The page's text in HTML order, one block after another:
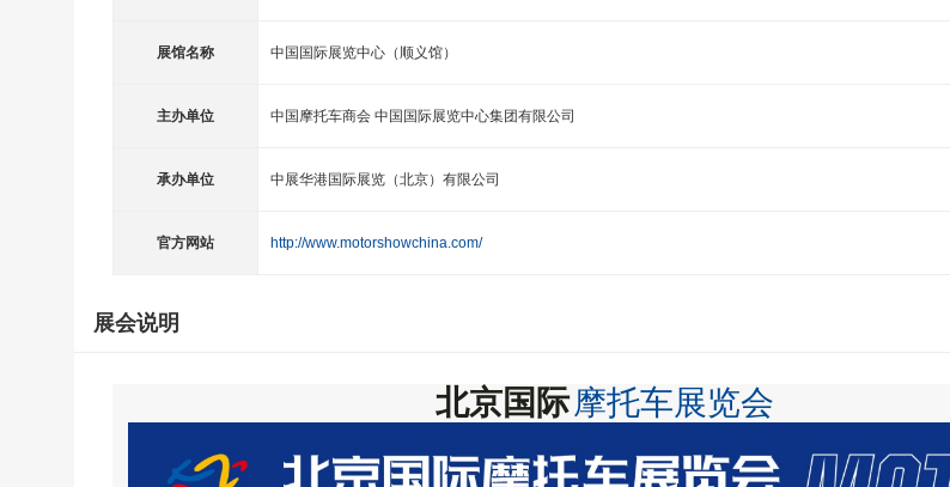
展馆名称 中国国际展览中心（顺义馆）
主办单位 中国摩托车商会 中国国际展览中心集团有限公司
承办单位 中展华港国际展览（北京）有限公司
官方网站 http://www.motorshowchina.com/
展会说明
北京国际摩托车展览会